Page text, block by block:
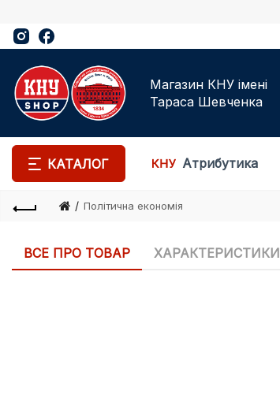
Магазин КНУ імені
Тараса Шевченка
КАТАЛОГ Атрибутика
Політична економія
ВСЕ ПРО ТОВАР ХАРАКТЕРИСТИКИ